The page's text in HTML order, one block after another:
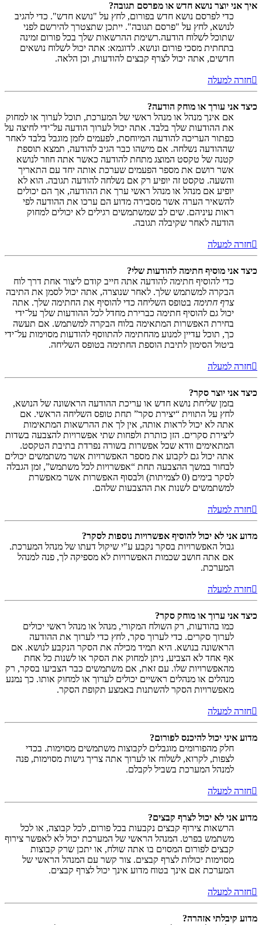
איך אני יוצר נושא חדש או מפרסם תגובה?
כדי לפרסם נושא חדש בפורום, לחץ על "נושא חדש". כדי להגיב
לנושא, לחץ על "פרסם תגובה". ייתכן שתצטרך להירשם לפני
שתוכל לשלוח הודעה.רשימת ההרשאות שלך בכל פורום זמינה
בתחתית מסכי פורום ונושא. לדוגמא: אתה יכול לשלוח נושאים
חדשים, אתה יכול לצרף קבצים להודעות, וכן הלאה.
חזרה למעלה
כיצד אני עורך או מוחק הודעה?
אם אינך מנהל או מנהל ראשי של המערכת, תוכל לערוך או למחוק
את ההודעות שלך בלבד. אתה יכול לערוך הודעה על־ידי לחיצה על
כפתור העריכה להודעה המיוחסת, לפעמים לזמן מוגבל בלבד לאחר
שההודעה נשלחה. אם מישהו כבר הגיב להודעה, תמצא תוספת
קטנה של טקסט המוצג מתחת להודעה כאשר אתה חוזר לנושא
אשר רושם את מספר הפעמים שערכת אותה יחד עם התאריך
והשעה. טקסט זה יופיע רק אם נשלחה להודעה תגובה. הוא לא
יופיע אם מנהל או מנהל ראשי ערך את ההודעה, אך הם יכולים
להשאיר הערה אשר מסבירה מדוע הם ערכו את ההודעה לפי
ראות עיניהם. שים לב שמשתמשים רגילים לא יכולים למחוק
הודעה לאחר שקיבלה תגובה.
חזרה למעלה
כיצד אני מוסיף חתימה להודעות שלי?
כדי להוסיף חתימה להודעה אתה חייב קודם ליצור אחת דרך לוח
הבקרה למשתמש שלך. לאחר שנוצרה, אתה יכול לסמן את התיבה
צרף חתימה בטופס השליחה כדי להוסיף את החתימה שלך. אתה
יכול גם להוסיף חתימה כברירת מחדל לכל ההודעות שלך על־ידי
בחירת האפשרות המתאימה בלוח הבקרה למשתמש. אם תעשה
כך, תוכל עדיין למנוע מהחתימה להתווסף להודעות מסוימות על־ידי
ביטול הסימון לתיבת הוספת החתימה בטופס השליחה.
חזרה למעלה
כיצד אני יוצר סקר?
בזמן שליחת נושא חדש או עריכת ההודעה הראשונה של הנושא,
לחץ על התווית “יצירת סקר” תחת טופס השליחה הראשי. אם
אתה לא יכול לראות אותה, אין לך את ההרשאות המתאימות
ליצירת סקרים. הזן כותרת ולפחות שתי אפשרויות להצבעה בשדות
המתאימים וודא שכל אפשרות בשורה נפרדת בתיבת הטקסט.
אתה יכול גם לקבוע את מספר האפשרויות אשר משתמשים יכולים
לבחור במשך ההצבעה תחת “אפשרויות לכל משתמש”, זמן הגבלה
לסקר בימים (0 לצמיתות) ולבסוף האפשרות אשר מאפשרת
למשתמשים לשנות את ההצבעות שלהם.
חזרה למעלה
מדוע אני לא יכול להוסיף אפשרויות נוספות לסקר?
גבול האפשרויות בסקר נקבע ע"י שיקול דעתו של מנהל המערכת.
אם אתה חושב שכמות האפשרויות לא מספיקה לך, פנה למנהל
המערכת.
חזרה למעלה
כיצד אני ערוך או מוחק סקר?
כמו בהודעות, רק השולח המקורי, מנהל או מנהל ראשי יכולים
לערוך סקרים. כדי לערוך סקר, לחץ כדי לערוך את ההודעה
הראשונה בנושא. היא תמיד מכילה את הסקר הנקבע לנושא. אם
אף אחד לא הצביע, ניתן למחוק את הסקר או לשנות כל אחת
מהאפשרויות שלו. עם זאת, אם משתמשים כבר הצביעו בסקר, רק
מנהלים או מנהלים ראשיים יכולים לערוך או למחוק אותו. כך נמנע
מאפשרויות הסקר להשתנות באמצע תקופת הסקר.
חזרה למעלה
מדוע איני יכול להיכנס לפורום?
חלק מהפורומים מוגבלים לקבוצות משתמשים מסוימות. בכדי
לצפות, לקרוא, לשלוח או לערוך אתה צריך גישות מסוימות, פנה
למנהל המערכת בשביל לקבלם.
חזרה למעלה
מדוע אני לא יכול לצרף קבצים?
הרשאות צירוף קבצים נקבעות בכל פורום, לכל קבוצה, או לכל
משתמש בפרט. המנהל הראשי של המערכת יכול לא לאפשר צירוף
קבצים לפורום המסוים בו אתה שולח, או יתכן שרק קבוצות
מסוימות יכולות לצרף קבצים. צור קשר עם המנהל הראשי של
המערכת אם אינך בטוח מדוע אינך יכול לצרף קבצים.
חזרה למעלה
מדוע קיבלתי אזהרה?